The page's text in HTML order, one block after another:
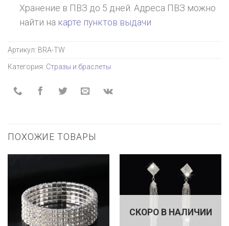
Хранение в ПВЗ до 5 дней. Адреса ПВЗ можно
найти на карте пунктов выдачи
Артикул: BRA-TW
Категория: Стразы и браслеты
ПОХОЖИЕ ТОВАРЫ
СКОРО В НАЛИЧИИ